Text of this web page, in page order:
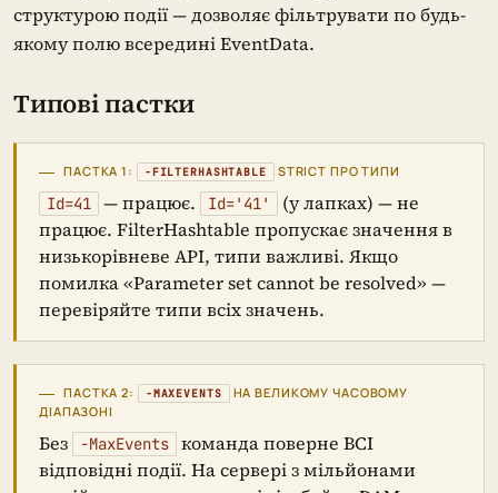
структурою події — дозволяє фільтрувати по будь-
якому полю всередині EventData.
Типові пастки
ПАСТКА 1: -FILTERHASHTABLE STRICT ПРО ТИПИ
Id=41 — працює. Id='41'
(у лапках) — не
працює. FilterHashtable пропускає значення в
низькорівневе API, типи важливі. Якщо
помилка «Parameter set cannot be resolved» —
перевіряйте типи всіх значень.
ПАСТКА 2: -MAXEVENTS
НА ВЕЛИКОМУ ЧАСОВОМУ
ДІАПАЗОНІ
Без -MaxEvents
команда поверне ВСІ
відповідні події. На сервері з мільйонами